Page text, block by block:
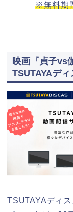
※無料期
映画『貞子vs
TSUTAYAディ
TSUTAYAディ